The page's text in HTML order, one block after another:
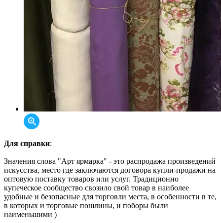
Для справки:
Значения слова "Арт ярмарка" - это распродажа произведений
искусства, место где заключаются договора купли-продажи на
оптовую поставку товаров или услуг. Традиционно
купеческое сообщество свозило свой товар в наиболее
удобные и безопасные для торговли места, в особенности в те,
в которых и торговые пошлины, и поборы были
наименьшими )